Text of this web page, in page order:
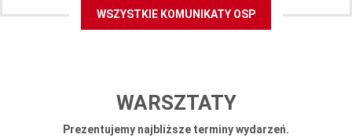
WSZYSTKIE KOMUNIKATY OSP
WARSZTATY
Prezentujemy najbliższe terminy wydarzeń.